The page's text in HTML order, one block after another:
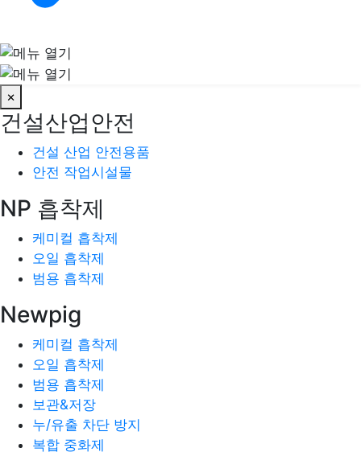
×
건설산업안전
건설 산업 안전용품
안전 작업시설물
NP 흡착제
케미컬 흡착제
오일 흡착제
범용 흡착제
Newpig
케미컬 흡착제
오일 흡착제
범용 흡착제
보관&저장
누/유출 차단 방지
복합 중화제